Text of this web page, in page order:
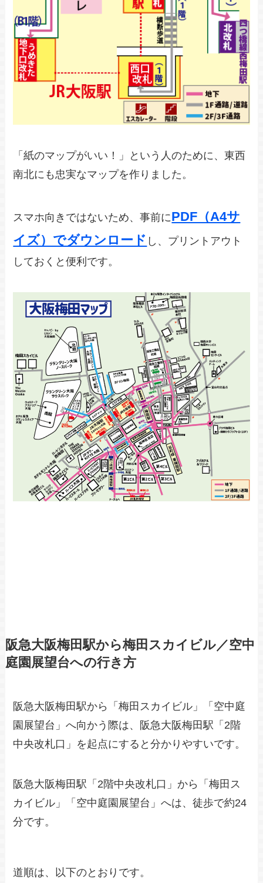
「紙のマップがいい！」という人のために、東西
南北にも忠実なマップを作りました。
スマホ向きではないため、事前にPDF（A4サ
イズ）でダウンロードし、プリントアウト
しておくと便利です。
阪急大阪梅田駅から梅田スカイビル／空中
庭園展望台への行き方
阪急大阪梅田駅から「梅田スカイビル」「空中庭